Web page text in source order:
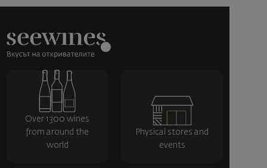
Over 1300 wines
from around the
world
Physical stores and
events